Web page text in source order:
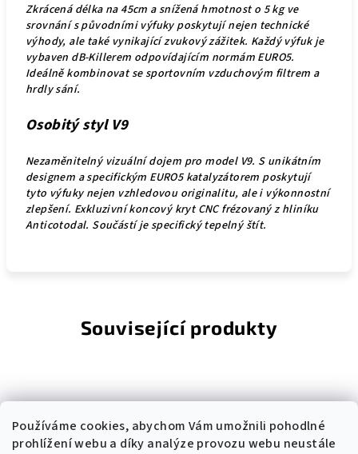
Používáme cookies, abychom Vám umožnili pohodlné
prohlížení webu a díky analýze provozu webu neustále
Zkrácená délka na 45cm a snížená hmotnost o 5 kg ve
srovnání s původními výfuky poskytují nejen technické
výhody, ale také vynikající zvukový zážitek. Každý výfuk je
vybaven dB-Killerem odpovídajícím normám EURO5.
Ideálně kombinovat se sportovním vzduchovým filtrem a
hrdly sání.
Osobitý styl V9
Nezaměnitelný vizuální dojem pro model V9. S unikátním
designem a specifickým EURO5 katalyzátorem poskytují
tyto výfuky nejen vzhledovou originalitu, ale i výkonnostní
zlepšení. Exkluzivní koncový kryt CNC frézovaný z hliníku
Anticotodal. Součástí je specifický tepelný štít.
Související produkty